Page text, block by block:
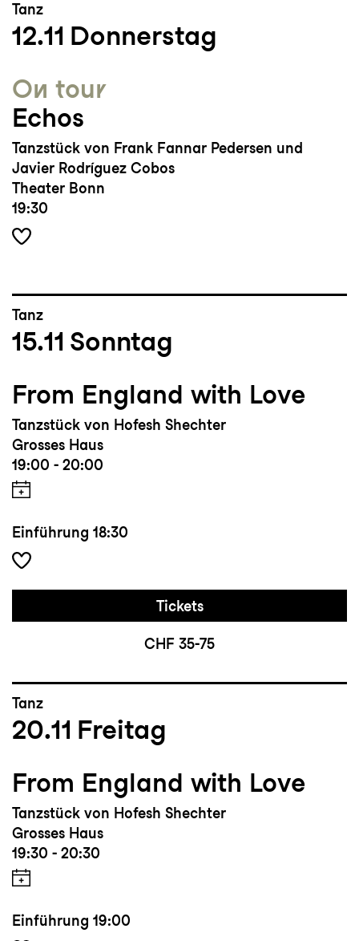
Tanz
12.11 Donnerstag
On tour
Echos
Tanzstück von Frank Fannar Pedersen und
Javier Rodríguez Cobos
Theater Bonn
19:30
Tanz
15.11 Sonntag
From England with Love
Tanzstück von Hofesh Shechter
Grosses Haus
19:00 - 20:00
Einführung 18:30
Tickets
CHF 35-75
Tanz
20.11 Freitag
From England with Love
Tanzstück von Hofesh Shechter
Grosses Haus
19:30 - 20:30
Einführung 19:00